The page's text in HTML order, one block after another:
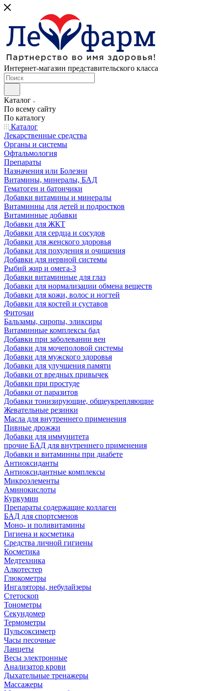
Интернет-магазин представительского класса
Каталог
По всему сайту
По каталогу
Каталог
Лекарственные средства
Органы и системы
Офтальмология
Препараты
Назначения или Болезни
Витамины, минералы, БАД
Гематоген и батончики
Добавки витамины и минералы
Витаминны для детей и подростков
Витаминные добавки
Добавки для ЖКТ
Добавки для сердца и сосудов
Добавки для женского здоровья
Добавки для похудения и очищения
Добавки для нервной системы
Рыбий жир и омега-3
Добавки витаминные для глаз
Добавки для нормализации обмена веществ
Добавки для кожи, волос и ногтей
Добавки для костей и суставов
Фиточаи
Бальзамы, сиропы, эликсиры
Витаминные комплексы бад
Добавки при заболевании вен
Добавки для мочеполовой системы
Добавки для мужского здоровья
Добавки для улучшения памяти
Добавки от вредных привычек
Добавки при простуде
Добавки от паразитов
Добавки тонизирующие, общеукрепляющие
Жевательные резинки
Масла для внутреннего применения
Пивные дрожжи
Добавки для иммунитета
прочие БАД для внутреннего применения
Добавки и витаминны при диабете
Антиоксиданты
Антиоксидантные комплексы
Микроэлементы
Аминокислоты
Куркумин
Препараты содержащие коллаген
БАД для спортсменов
Моно- и поливитамины
Гигиена и косметика
Средства личной гигиены
Косметика
Медтехника
Алкотестер
Глюкометры
Ингаляторы, небулайзеры
Стетоскоп
Тонометры
Секундомер
Термометры
Пульсоксиметр
Часы песочные
Ланцеты
Весы электронные
Анализатор крови
Дыхательные тренажеры
Массажеры